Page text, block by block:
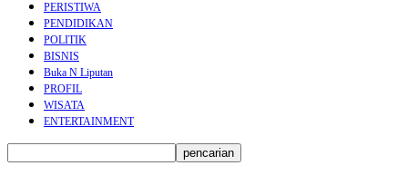
PERISTIWA
PENDIDIKAN
POLITIK
BISNIS
Buka N Liputan
PROFIL
WISATA
ENTERTAINMENT